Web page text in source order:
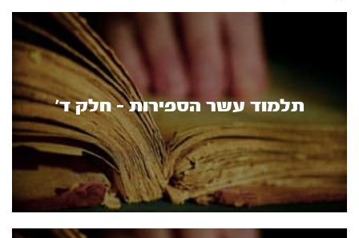
תלמוד עשר הספירות - חלק ד’